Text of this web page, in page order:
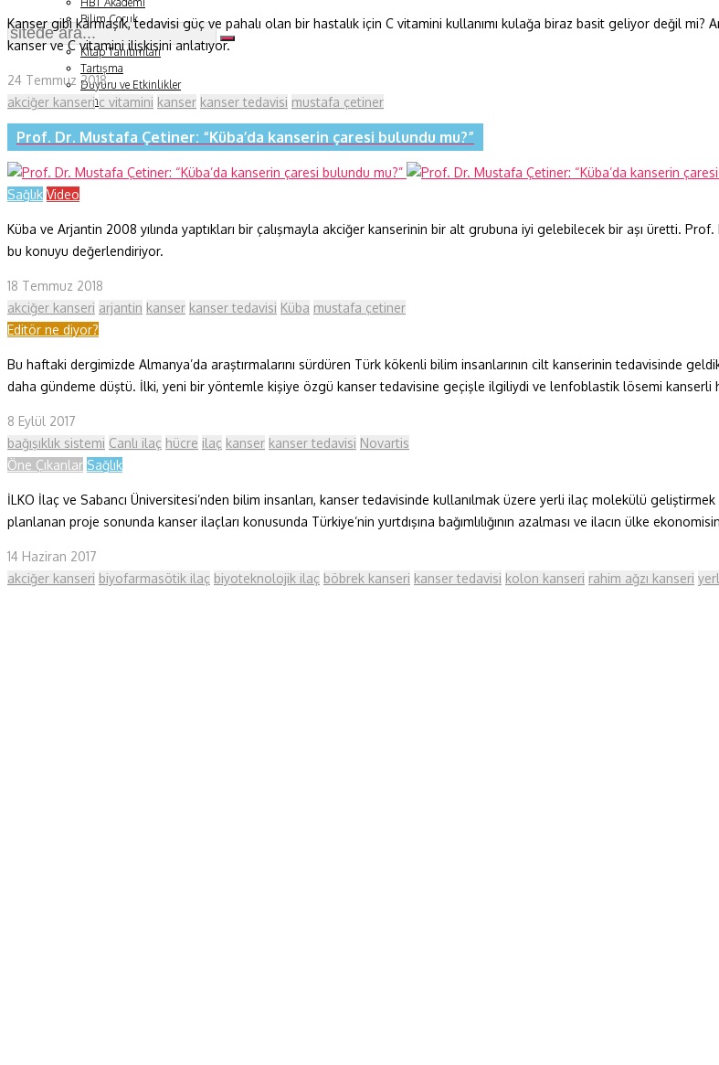
Bilim Çocuk
Soru ve Yanıt
Kitap Tanıtımları
Tartışma
Duyuru ve Etkinlikler
Konu Listesi
Kanser gibi karmaşık, tedavisi güç ve pahalı olan bir hastalık için C vitamini kullanımı kulağa biraz basit geliyor değil
kanser ve C vitamini ilişkisini anlatıyor.
24 Temmuz 2018
akciğer kanseri c vitamini kanser kanser tedavisi mustafa çetiner
Prof. Dr. Mustafa Çetiner: “Küba’da kanserin çaresi bulundu mu?”
Sağlık Video
Küba ve Arjantin 2008 yılında yaptıkları bir çalışmayla akciğer kanserinin bir alt grubuna iyi gelebilecek bir aşı üretti.
bu konuyu değerlendiriyor.
18 Temmuz 2018
akciğer kanseri arjantin kanser kanser tedavisi Küba mustafa çetiner
Editör ne diyor?
Bu haftaki dergimizde Almanya’da araştırmalarını sürdüren Türk kökenli bilim insanlarının cilt kanserinin tedavisinde
daha gündeme düştü. İlki, yeni bir yöntemle kişiye özgü kanser tedavisine geçişle ilgiliydi ve lenfoblastik lösemi kanserli
8 Eylül 2017
bağışıklık sistemi Canlı ilaç hücre ilaç kanser kanser tedavisi Novartis
Öne Çıkanlar Sağlık
İLKO İlaç ve Sabancı Üniversitesi’nden bilim insanları, kanser tedavisinde kullanılmak üzere yerli ilaç molekülü geliştirmek
planlanan proje sonunda kanser ilaçları konusunda Türkiye’nin yurtdışına bağımlılığının azalması ve ilacın ülke
14 Haziran 2017
akciğer kanseri biyofarmasötik ilaç biyoteknolojik ilaç böbrek kanseri kanser tedavisi kolon kanseri rahim ağzı kanseri